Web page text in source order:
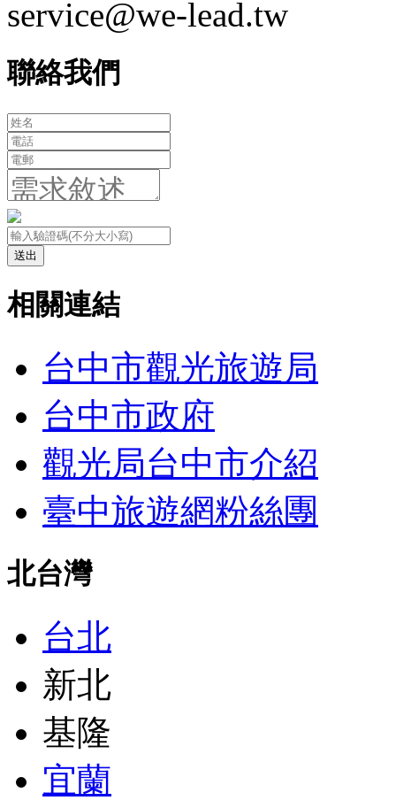
service@we-lead.tw
聯絡我們
送出
相關連結
台中市觀光旅遊局
台中市政府
觀光局台中市介紹
臺中旅遊網粉絲團
北台灣
台北
新北
基隆
宜蘭